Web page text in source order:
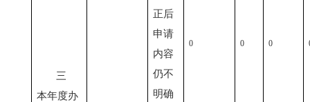
三
本年度办
正后
申请
内容
仍不
明确
0 0 0